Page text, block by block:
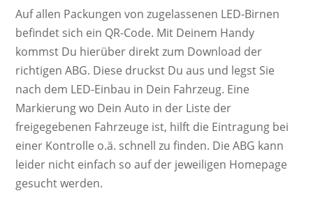
Auf allen Packungen von zugelassenen LED-Birnen
befindet sich ein QR-Code. Mit Deinem Handy
kommst Du hierüber direkt zum Download der
richtigen ABG. Diese druckst Du aus und legst Sie
nach dem LED-Einbau in Dein Fahrzeug. Eine
Markierung wo Dein Auto in der Liste der
freigegebenen Fahrzeuge ist, hilft die Eintragung bei
einer Kontrolle o.ä. schnell zu finden. Die ABG kann
leider nicht einfach so auf der jeweiligen Homepage
gesucht werden.